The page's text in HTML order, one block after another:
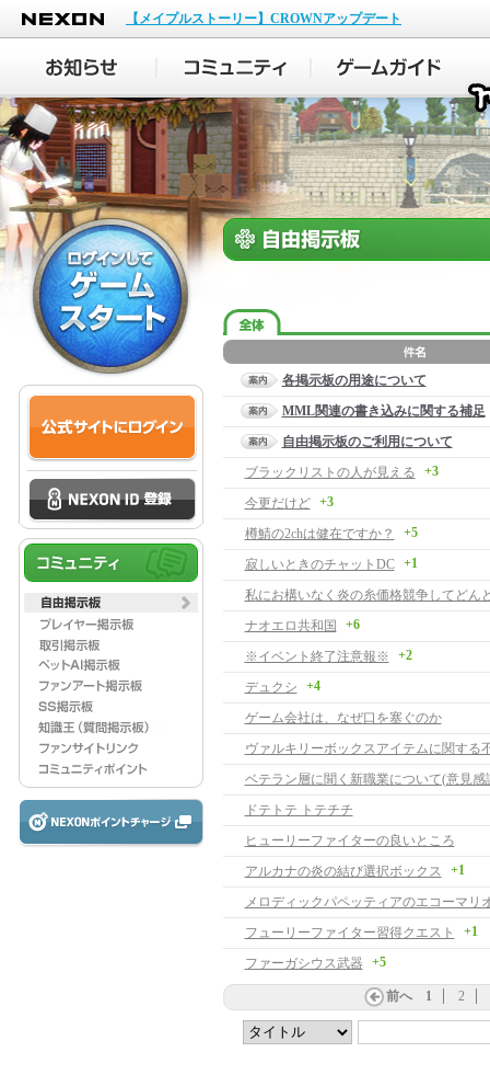
NEXON
【メイプルストーリー】CROWNアップデート
各掲示板の用途について
MML関連の書き込みに関する補足
自由掲示板のご利用について
ブラックリストの人が見える
+3
今更だけど +3
樽鯖の2chは健在ですか？ +5
寂しいときのチャットDC +1
ナオエロ共和国 +6
※イベント終了注意報※ +2
デュクシ +4
ゲーム会社は、なぜ口を塞ぐのか
ヴァルキリーボックスアイテムに関する
ベテラン層に聞く新職業について(意見感
ドテトテ トテチチ
ヒューリーファイターの良いところ
アルカナの炎の結び選択ボックス
+1
フューリーファイター習得クエスト +1
ファーガシウス武器 +5
前へ 1 2